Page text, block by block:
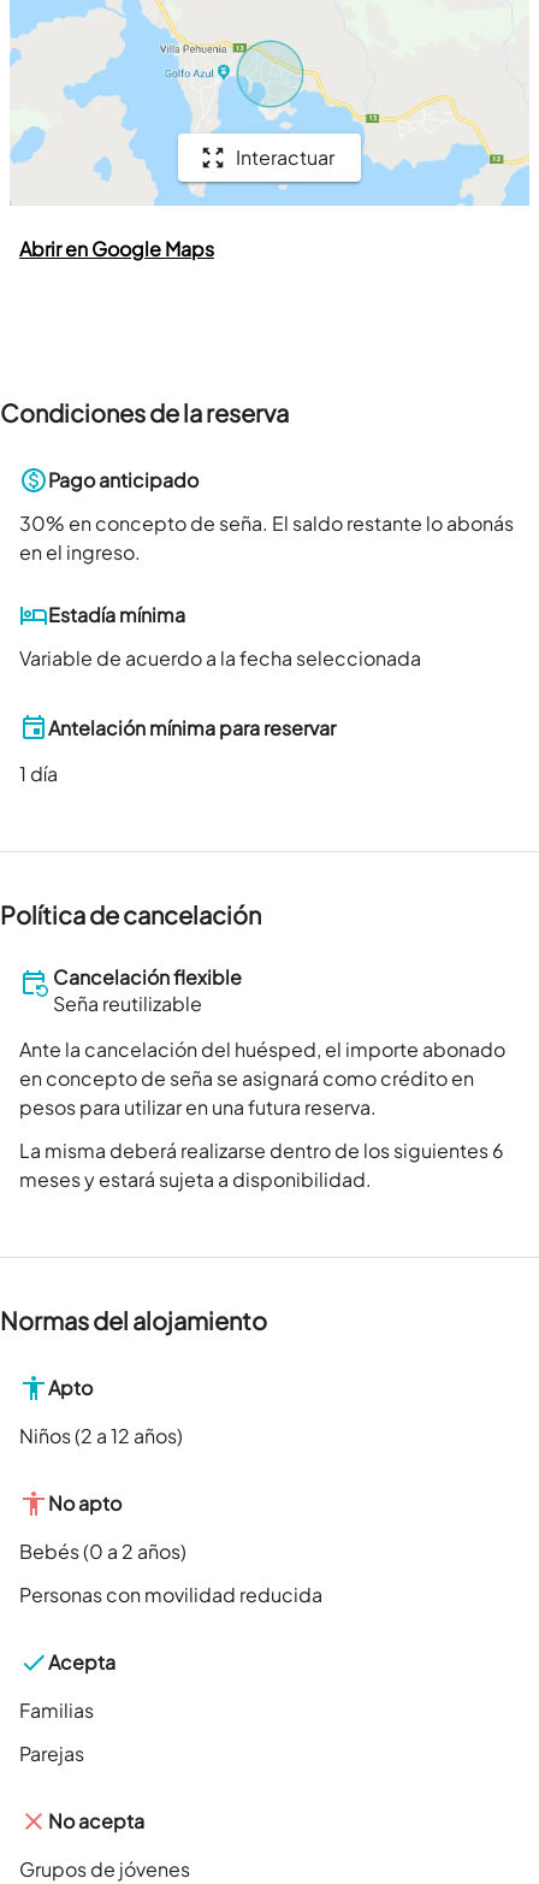
Interactuar
Abrir en Google Maps
Condiciones de la reserva
Pago anticipado
30% en concepto de seña. El saldo restante lo abonás
en el ingreso.
Estadía mínima
Variable de acuerdo a la fecha seleccionada
Antelación mínima para reservar
1 día
Política de cancelación
Cancelación flexible
Seña reutilizable
Ante la cancelación del huésped, el importe abonado
en concepto de seña se asignará como crédito en
pesos para utilizar en una futura reserva.
La misma deberá realizarse dentro de los siguientes 6
meses y estará sujeta a disponibilidad.
Normas del alojamiento
Apto
Niños (2 a 12 años)
No apto
Bebés (0 a 2 años)
Personas con movilidad reducida
Acepta
Familias
Parejas
No acepta
Grupos de jóvenes